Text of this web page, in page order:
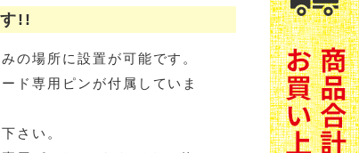
!!
の場所に設置が可能です。
ド専用ピンが付属していま
さい。